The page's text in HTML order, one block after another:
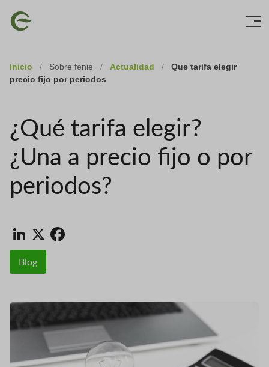
Imagen
Inicio / Sobre fenie / Actualidad /
Que tarifa elegir
precio fijo por periodos
¿Qué tarifa elegir?
¿Una a precio fijo o por
periodos?
LinkedIn
X
Blog